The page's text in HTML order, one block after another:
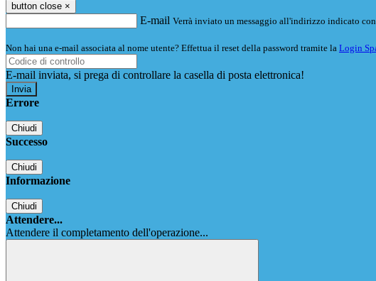
button close ×
E-mail Verrà inviato un messaggio all'indirizzo indicato
Non hai una e-mail associata al nome utente? Effettua il reset della password tramite la Login
E-mail inviata, si prega di controllare la casella di posta elettronica!
Errore
Chiudi
Successo
Chiudi
Informazione
Chiudi
Attendere...
Attendere il completamento dell'operazione...